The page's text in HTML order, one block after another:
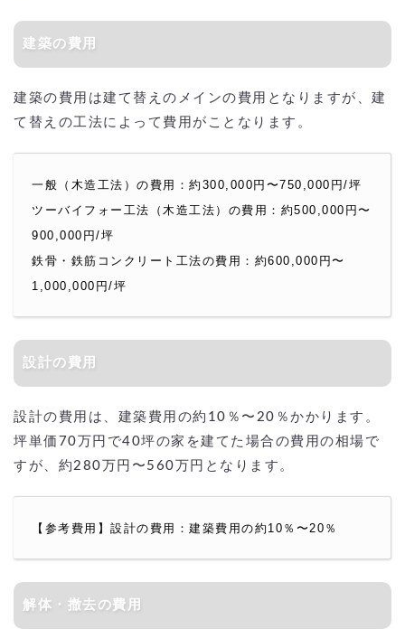
建築の費用
建築の費用は建て替えのメインの費用となりますが、建
て替えの工法によって費用がことなります。
一般（木造工法）の費用：約300,000円〜750,000円/坪
ツーバイフォー工法（木造工法）の費用：約500,000円〜
900,000円/坪
鉄骨・鉄筋コンクリート工法の費用：約600,000円〜
1,000,000円/坪
設計の費用
設計の費用は、建築費用の約10％〜20％かかります。
坪単価70万円で40坪の家を建てた場合の費用の相場で
すが、約280万円〜560万円となります。
【参考費用】設計の費用：建築費用の約10％〜20％
解体・撤去の費用